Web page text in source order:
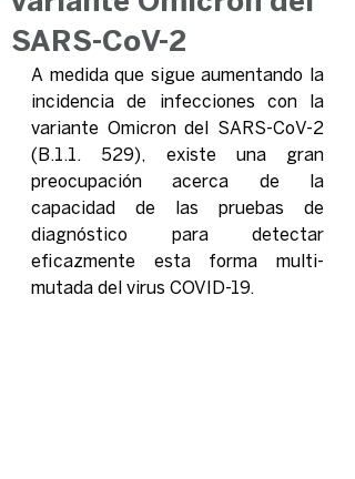
SARS-CoV-2
A medida que sigue aumentando la
incidencia de infecciones con la
variante Omicron del SARS-CoV-2
(B.1.1. 529), existe una gran
preocupación acerca de la
capacidad de las pruebas de
diagnóstico para detectar
eficazmente esta forma multi-
mutada del virus COVID-19.